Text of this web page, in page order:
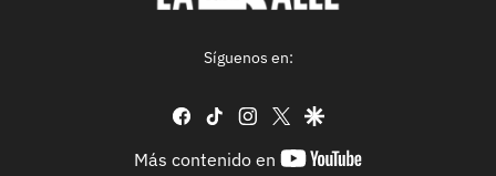
Síguenos en:
facebook
tiktok instagram
twittergoogle
Más contenido en
youtube-